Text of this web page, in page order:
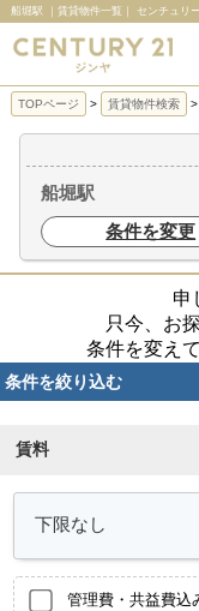
船堀駅 ｜賃貸物件一覧｜ センチュリ
TOPページ 賃貸物件検索
船堀駅
条件を変更
申
只今、お
条件を変え
条件を絞り込む
賃料
管理費・共益費込